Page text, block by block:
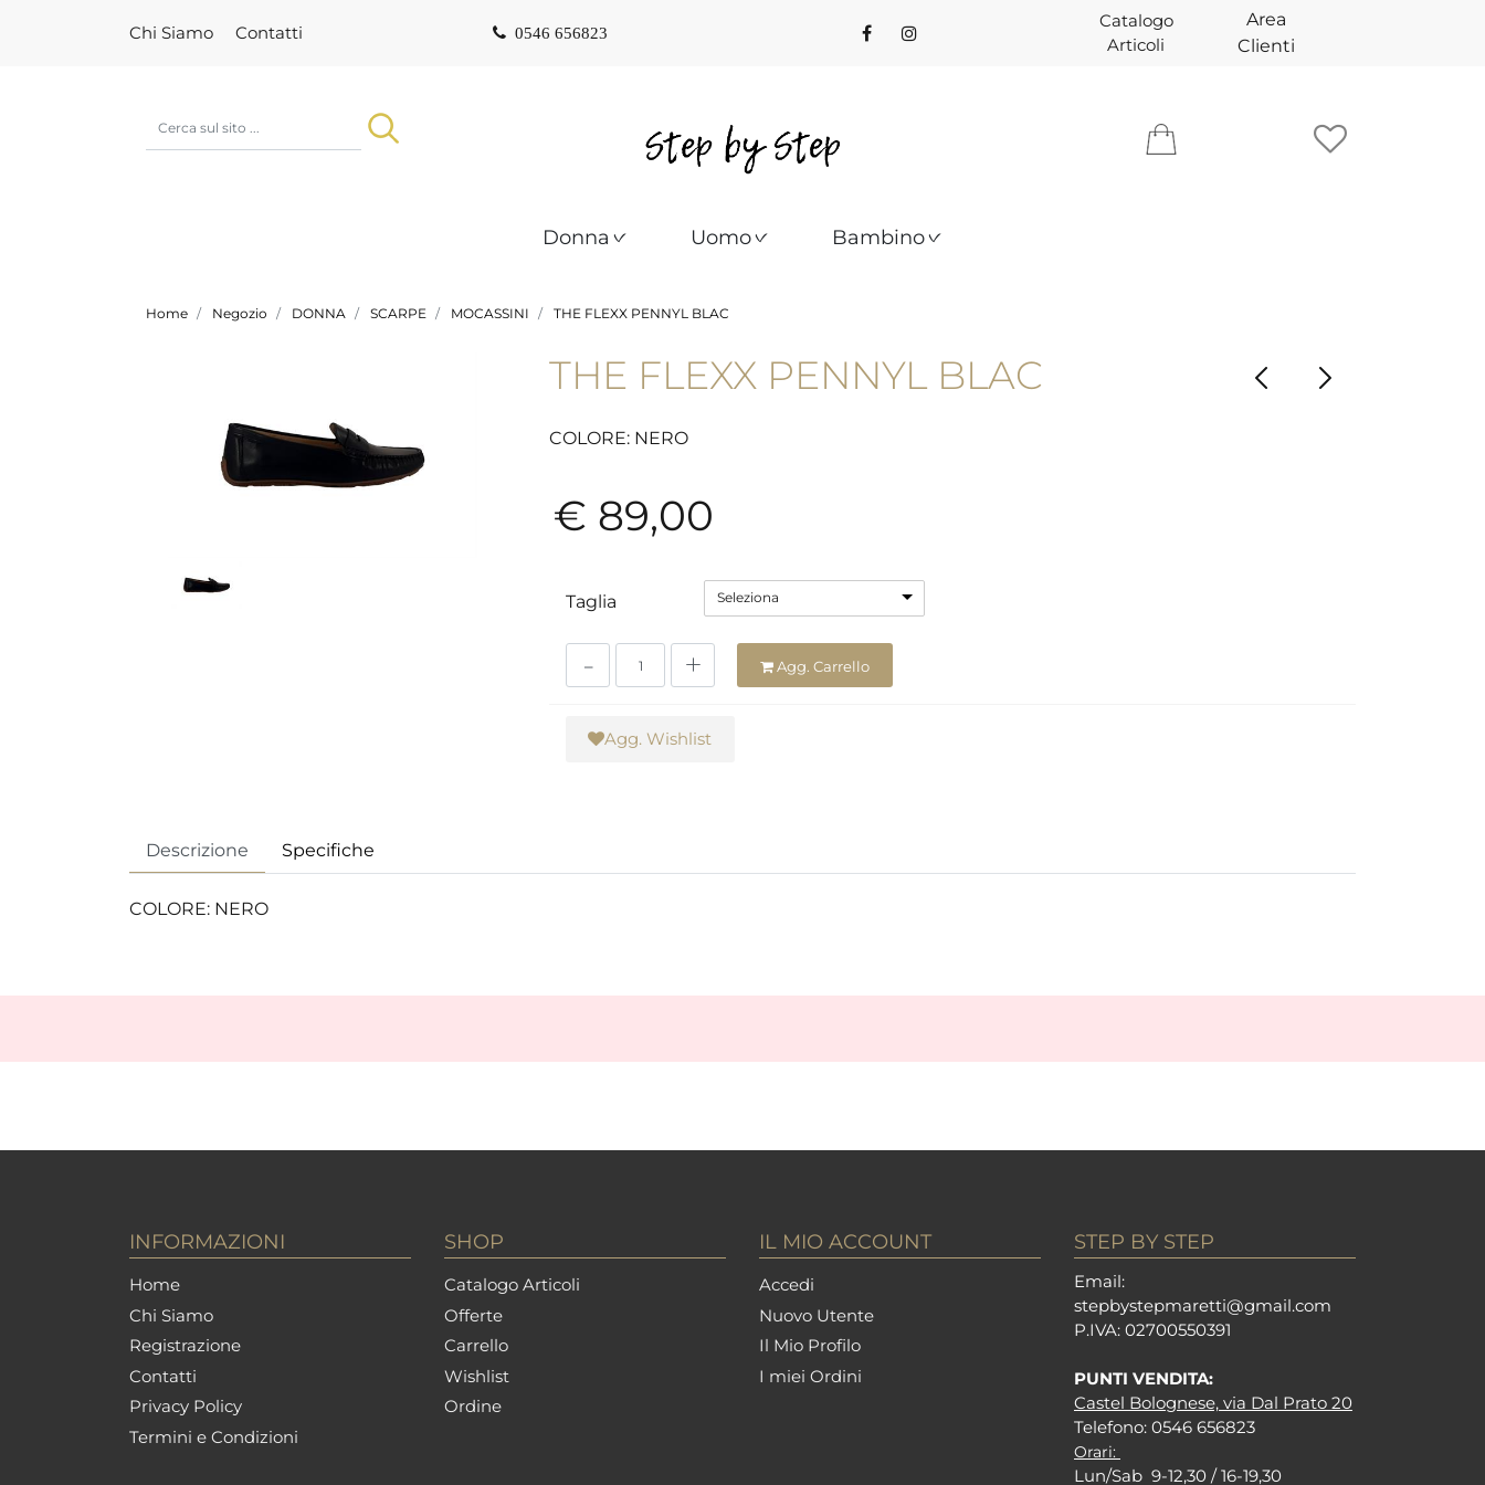
Chi Siamo Contatti 0546 656823
Catalogo
Articoli
Area
Clienti
Donna Uomo Bambino
Home Negozio DONNA SCARPE MOCASSINI THE FLEXX PENNYL BLAC
THE FLEXX PENNYL BLAC
COLORE: NERO
€ 89,00
Taglia Seleziona
Agg. Carrello
Agg. Wishlist
Descrizione Specifiche
COLORE: NERO
INFORMAZIONI
Home
Chi Siamo
Registrazione
Contatti
Privacy Policy
Termini e Condizioni
SHOP
Catalogo Articoli
Offerte
Carrello
Wishlist
Ordine
IL MIO ACCOUNT
Accedi
Nuovo Utente
Il Mio Profilo
I miei Ordini
STEP BY STEP
Email:
stepbystepmaretti@gmail.com
P.IVA: 02700550391
PUNTI VENDITA:
Castel Bolognese, via Dal Prato 20
Telefono: 0546 656823
Orari:
Lun/Sab 9-12,30 / 16-19,30